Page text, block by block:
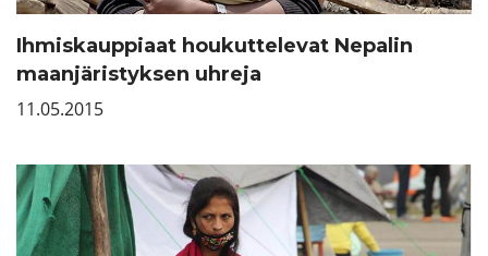
Ihmiskauppiaat houkuttelevat Nepalin
maanjäristyksen uhreja
11.05.2015